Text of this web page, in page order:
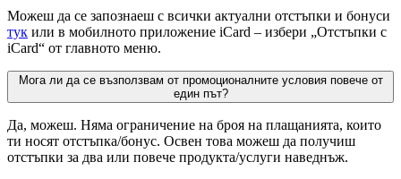
Можеш да се запознаеш с всички актуални отстъпки и бонуси
тук или в мобилното приложение iCard – избери „Отстъпки с
iCard“ от главното меню.
Мога ли да се възползвам от промоционалните условия повече от
един път?
Да, можеш. Няма ограничение на броя на плащанията, които
ти носят отстъпка/бонус. Освен това можеш да получиш
отстъпки за два или повече продукта/услуги наведнъж.